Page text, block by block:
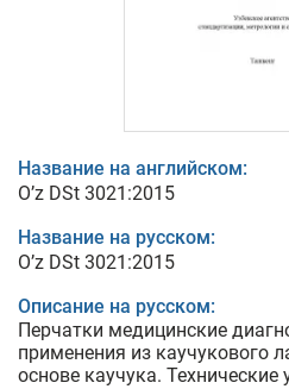
Название на английском:
O’z DSt 3021:2015
Название на русском:
O’z DSt 3021:2015
Описание на русском:
Перчатки медицинские
применения из каучукового
основе каучука. Технические